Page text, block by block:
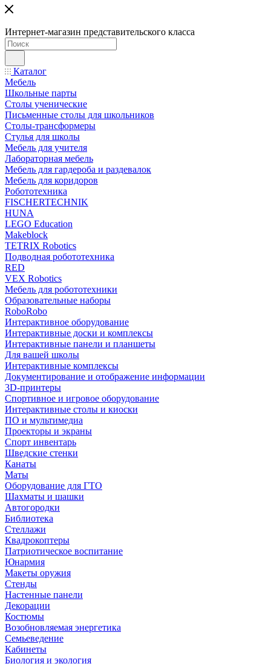
Интернет-магазин представительского класса
Каталог
Мебель
Школьные парты
Столы ученические
Письменные столы для школьников
Столы-трансформеры
Стулья для школы
Мебель для учителя
Лабораторная мебель
Мебель для гардероба и раздевалок
Мебель для коридоров
Робототехника
FISCHERTECHNIK
HUNA
LEGO Education
Makeblock
TETRIX Robotics
Подводная робототехника
RED
VEX Robotics
Мебель для робототехники
Образовательные наборы
RoboRobo
Интерактивное оборудование
Интерактивные доски и комплексы
Интерактивные панели и планшеты
Для вашей школы
Интерактивные комплексы
Документирование и отображение информации
3D-принтеры
Спортивное и игровое оборудование
Интерактивные столы и киоски
ПО и мультимедиа
Проекторы и экраны
Спорт инвентарь
Шведские стенки
Канаты
Маты
Оборудование для ГТО
Шахматы и шашки
Автогородки
Библиотека
Стеллажи
Квадрокоптеры
Патриотическое воспитание
Юнармия
Макеты оружия
Стенды
Настенные панели
Декорации
Костюмы
Возобновляемая энергетика
Семьеведение
Кабинеты
Биология и экология